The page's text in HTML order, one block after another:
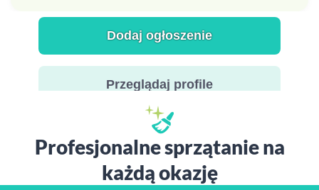
Dodaj ogłoszenie
Przeglądaj profile
Profesjonalne sprzątanie na
każdą okazję